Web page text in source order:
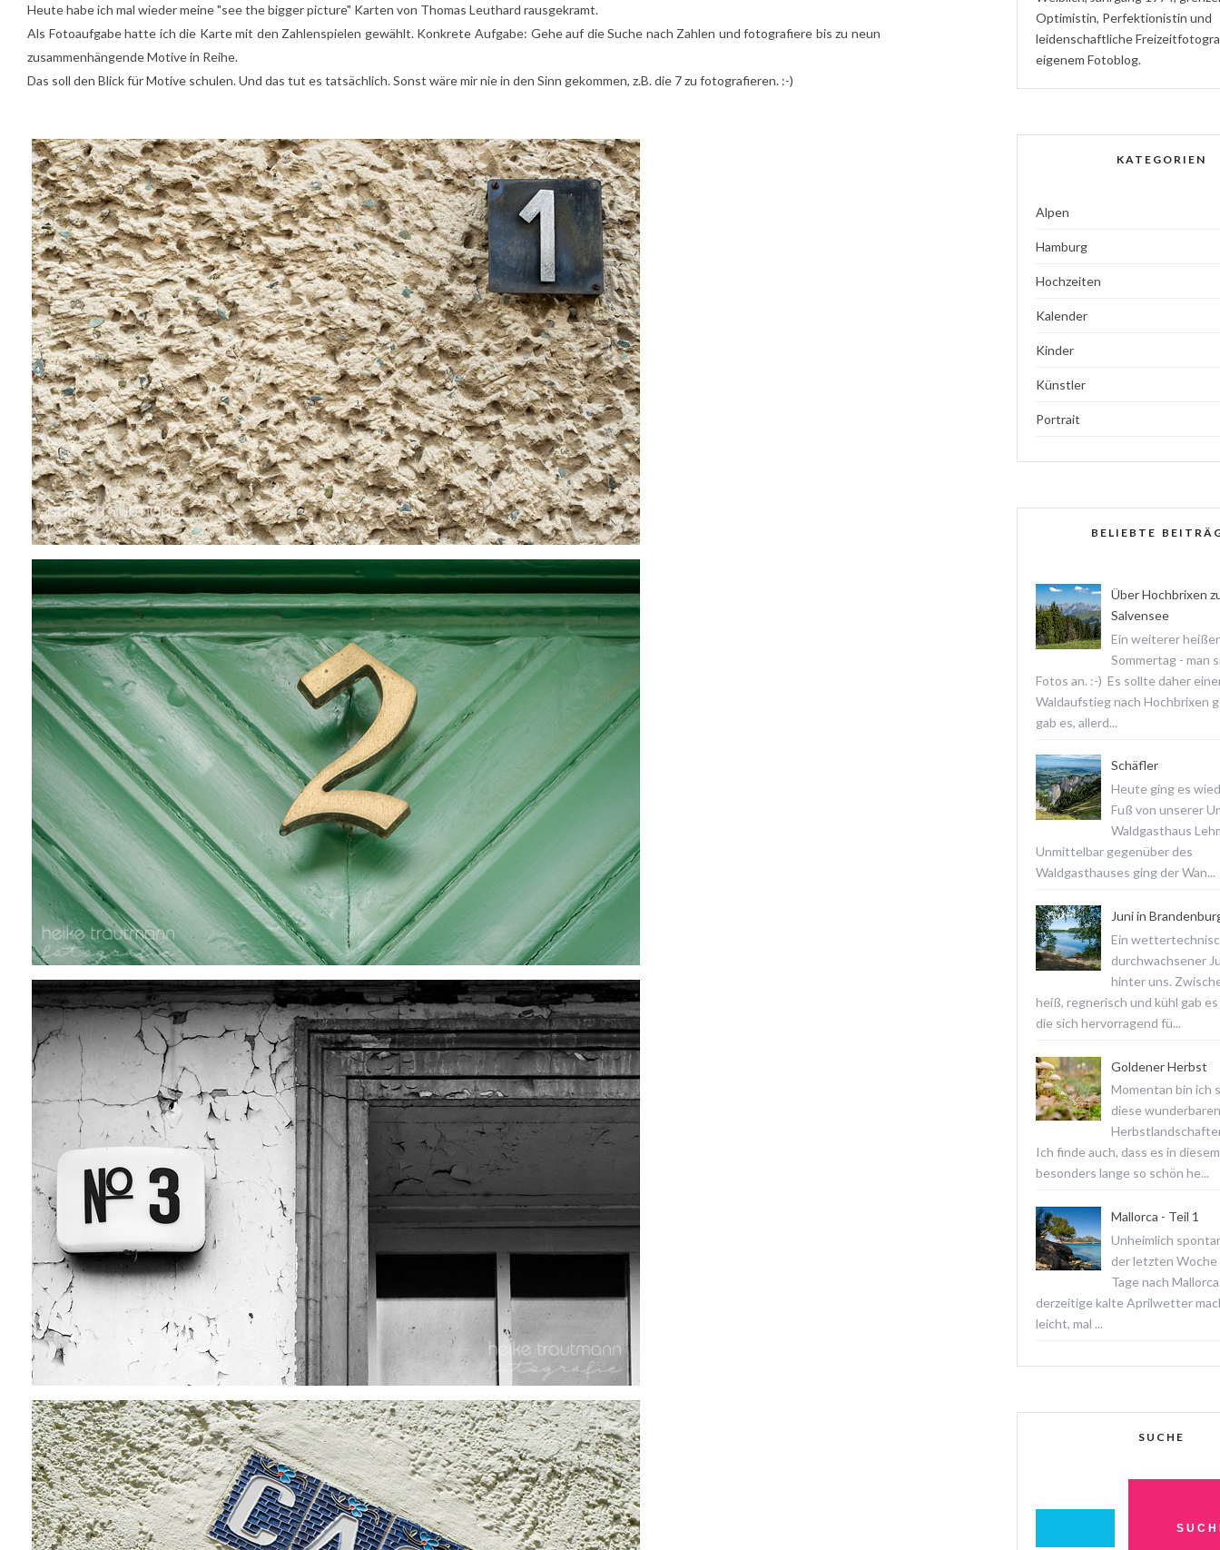
Heute habe ich mal wieder meine "see the bigger picture" Karten von Thomas Leuthard rausgekramt.
Als Fotoaufgabe hatte ich die Karte mit den Zahlenspielen gewählt. Konkrete Aufgabe: Gehe auf die Suche nach Zahlen und fotografiere bis zu neun
zusammenhängende Motive in Reihe.
Das soll den Blick für Motive schulen. Und das tut es tatsächlich. Sonst wäre mir nie in den Sinn gekommen, z.B. die 7 zu fotografieren. :-)
Optimistin, Perfektionistin und
leidenschaftliche
eigenem Fotoblog.
KATEGORIEN
Alpen
Hamburg
Hochzeiten
Kalender
Kinder
Künstler
Portrait
BELIEBTE
Über Hochbrixen
Salvensee
Ein weiterer heißer
Sommertag - man
Fotos an. :-) Es sollte daher
Waldaufstieg nach Hochbrixen
gab es, allerd...
Schäfler
Heute ging es
Fuß von unserer
Waldgasthaus
Unmittelbar gegenüber des
Waldgasthauses ging der Wan...
Juni in
Ein
durchwachsener
hinter uns.
heiß, regnerisch und kühl gab es
die sich hervorragend fü...
Goldener Herbst
Momentan bin ich
diese wunderbaren
Ich finde auch, dass es in
besonders lange so schön he...
Mallorca - Teil 1
Unheimlich
der letzten Woche
Tage nach
derzeitige kalte Aprilwetter
leicht, mal ...
SUCHE